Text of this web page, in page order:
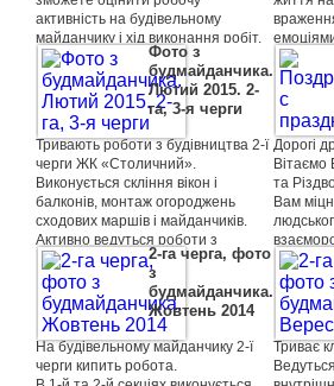
дитинства залишають у дитини
слід на все життя і ми
сподіваємося, що нове ігрове
обладнання буде для дітей
привабливим, цікавим і сприяючим
розвитку.
активність на будівельному
майданчику і хід виконання робіт.
2-га черга.
Фото з
будмайданчика.
Лютий 2015. 2-
га, 3-я черги
Тривають роботи з будiвництва 2-ї
черги ЖК «Столичний».
Виконується скління вікон і
балконів, монтаж огороджень
сходових маршів і майданчиків.
Активно ведуться роботи з
прокладання зливової каналізації.
Дорогі
та
Вам
Нехай
кожен
спокій,
Успіхів
З
2-га черга, фото
з
будмайданчика.
Жовтень 2014
На будівельному майданчику 2-ї
черги кипить робота.
Триває